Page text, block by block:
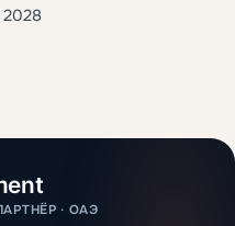
2028
· ОАЭ